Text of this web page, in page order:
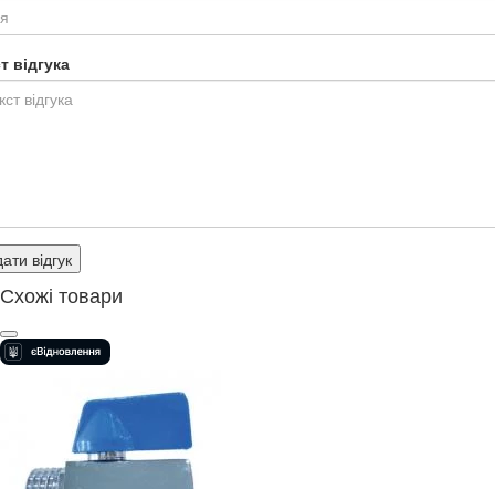
відгука
відгук
Схожі товари